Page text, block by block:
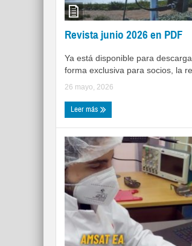
Revista junio 2026 en PDF
Ya está disponible para
forma exclusiva para socios, la
26 mayo, 2026
Leer más